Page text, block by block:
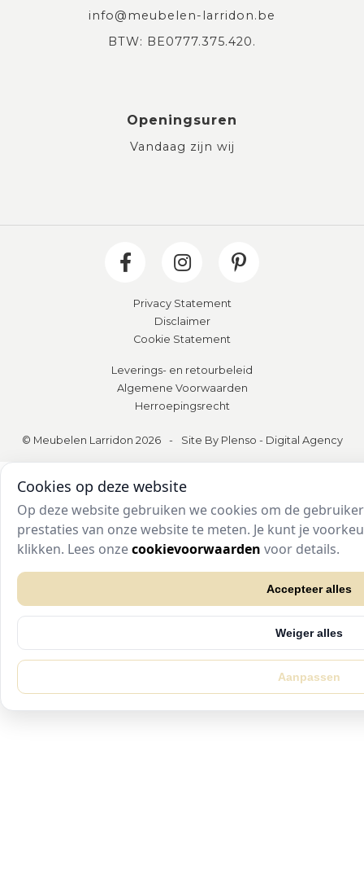
info@meubelen-larridon.be
BTW: BE0777.375.420.
Openingsuren
Vandaag zijn wij
Privacy Statement
Disclaimer
Cookie Statement
Leverings- en retourbeleid
Algemene Voorwaarden
Herroepingsrecht
© Meubelen Larridon 2026 - Site By Plenso - Digital Agency
Cookies op deze website
Op deze website gebruiken we cookies om de
prestaties van onze website te meten. Je kunt je
klikken. Lees onzecookievoorwaarden voor details.
Accepteer alles
Weiger alles
Aanpassen